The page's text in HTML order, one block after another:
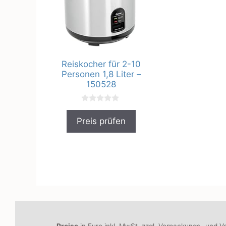
Reiskocher für 2-10
Personen 1,8 Liter –
150528
0
o
Preis prüfen